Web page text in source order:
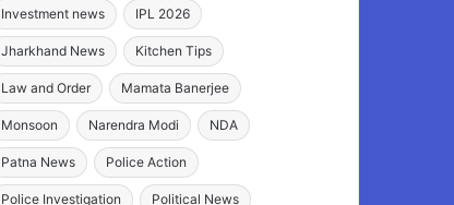
Investment news IPL 2026
Jharkhand News Kitchen Tips
Law and Order Mamata Banerjee
Monsoon Narendra Modi NDA
Patna News Police Action
Police Investigation Political News